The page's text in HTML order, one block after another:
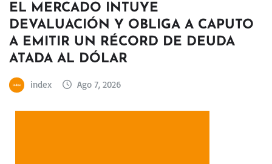
EL MERCADO INTUYE
DEVALUACIÓN Y OBLIGA A CAPUTO
A EMITIR UN RÉCORD DE DEUDA
ATADA AL DÓLAR
index Ago 7, 2026